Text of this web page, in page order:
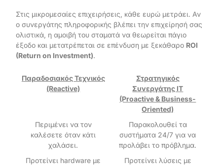
Στις μικρομεσαίες επιχειρήσεις, κάθε ευρώ μετράει. Αν
ο συνεργάτης πληροφορικής βλέπει την επιχείρησή σας
ολιστικά, η αμοιβή του σταματά να θεωρείται πάγιο
έξοδο και μετατρέπεται σε επένδυση με ξεκάθαρο ROI
(Return on Investment).
Παραδοσιακός Τεχνικός
(Reactive)
Στρατηγικός
Συνεργάτης IT
(Proactive & Business-
Oriented)
Περιμένει να τον
καλέσετε όταν κάτι
χαλάσει.
Παρακολουθεί τα
συστήματα 24/7 για να
προλάβει το πρόβλημα.
Προτείνει hardware με
Προτείνει λύσεις με